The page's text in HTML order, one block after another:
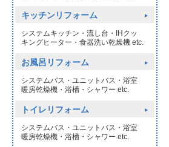
キッチンリフォーム
システムキッチン・流し台・IHクッ
キングヒーター・食器洗い乾燥機 etc.
お風呂リフォーム
システムバス・ユニットバス・浴室
暖房乾燥機・浴槽・シャワー etc.
トイレリフォーム
システムバス・ユニットバス・浴室
暖房乾燥機・浴槽・シャワー etc.